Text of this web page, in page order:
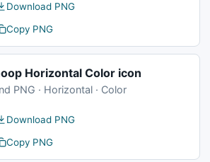
Download PNG
Copy PNG
Horizontal Color icon
PNG · Horizontal · Color
Download PNG
Copy PNG